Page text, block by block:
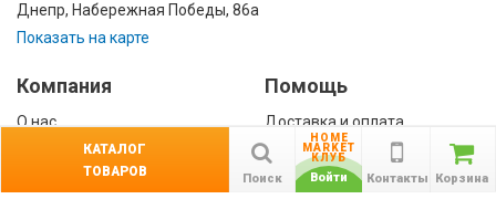
Днепр, Набережная Победы, 86а
Показать на карте
Компания
О нас
Контакты
Сотрудничество
Помощь
Доставка и оплата
Гарантии
Корзина
Контакты
HOME
MARKET
КЛУБ
Войти
Поиск
КАТАЛОГ
ТОВАРОВ